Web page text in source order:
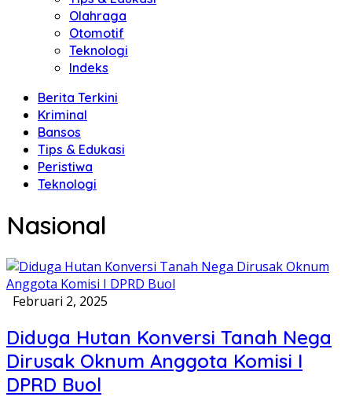
Olahraga
Otomotif
Teknologi
Indeks
Berita Terkini
Kriminal
Bansos
Tips & Edukasi
Peristiwa
Teknologi
Nasional
Februari 2, 2025
Diduga Hutan Konversi Tanah Nega
Dirusak Oknum Anggota Komisi I
DPRD Buol